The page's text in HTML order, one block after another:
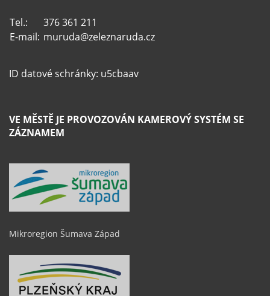
Tel.:
376 361 211
E-mail: muruda@zeleznaruda.cz
ID datové schránky: u5cbaav
VE MĚSTĚ JE PROVOZOVÁN KAMEROVÝ SYSTÉM SE
ZÁZNAMEM
Mikroregion Šumava Západ